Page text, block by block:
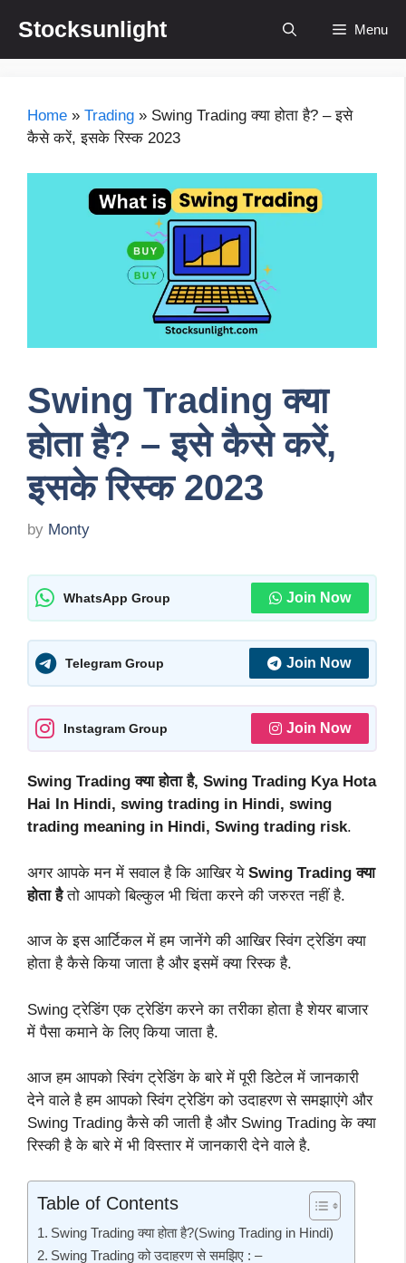
content
Stocksunlight Menu
Home » Trading » Swing Trading क्या होता है? – इसे
कैसे करें, इसके रिस्क 2023
Swing Trading क्या
होता है? – इसे कैसे करें,
इसके रिस्क 2023
by Monty
WhatsApp Group Join Now
Telegram Group Join Now
Instagram Group Join Now
Swing Trading क्या होता है, Swing Trading Kya Hota
Hai In Hindi, swing trading in Hindi, swing
trading meaning in Hindi, Swing trading risk.
अगर आपके मन में सवाल है कि आखिर ये Swing Trading क्या
होता हैतो आपको बिल्कुल भी चिंता करने की जरुरत नहीं है.
आज के इस आर्टिकल में हम जानेंगे की आखिर स्विंग ट्रेडिंग क्या
होता है कैसे किया जाता है और इसमें क्या रिस्क है.
Swing ट्रेडिंग एक ट्रेडिंग करने का तरीका होता है शेयर बाजार
में पैसा कमाने के लिए किया जाता है.
आज हम आपको स्विंग ट्रेडिंग के बारे में पूरी डिटेल में जानकारी
देने वाले है हम आपको स्विंग ट्रेडिंग को उदाहरण से समझाएंगे और
Swing Trading कैसे की जाती है और Swing Trading के क्या
रिस्की है के बारे में भी विस्तार में जानकारी देने वाले है.
Table of Contents
Swing Trading क्या होता है?(Swing Trading in Hindi)
Swing Trading को उदाहरण से समझिए : –